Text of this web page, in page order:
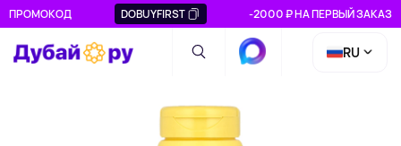
ПРОМОКОД DOBUYFIRST -2000 ₽ НА ПЕРВЫЙ ЗАКАЗ
RU